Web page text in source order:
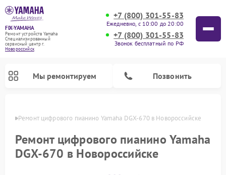
FIX-YAMAHA
Ремонт устройств Yamaha
Специализированный
cервисный центр г.
Новороссийск
+7 (800) 301-55-83
Ежедневно, с 10:00 до 20:00
+7 (800) 301-55-83
Звонок бесплатный по РФ
Мы ремонтируем Позвонить
Ремонт цифрового пианино Yamaha DGX-670 в Новороссийске
Ремонт цифрового пианино Yamaha
DGX-670 в Новороссийске